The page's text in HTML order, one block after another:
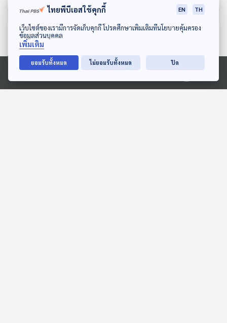
ดาวน์โหลด Thai PBS Podcast Application
Ⓒ 2020 องค์การกระจายเสียงและแพร่ภาพสาธารณะแห่งประเทศไทย
ตอนที่เกี่ยวข้อง
ไทยพีบีเอสใช้คุกกี้ EN TH
เว็บไซต์ของเรามีการจัดเก็บคุกกี้ โปรดศึกษาเพิ่มเติมที่นโยบายคุ้มครอง
ข้อมูลส่วนบุคคล
เพิ่มเติม
ยอมรับทั้งหมด ไม่ยอมรับทั้งหมด ปิด